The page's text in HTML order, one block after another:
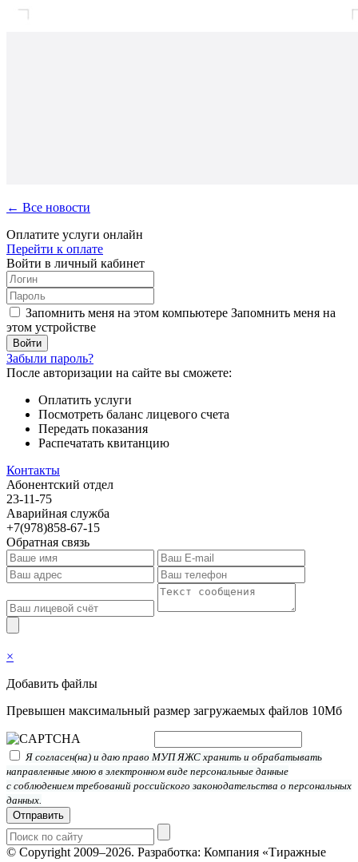
← Все новости
Оплатите услуги онлайн
Перейти к оплате
Войти в личный кабинет
Запомнить меня на этом компьютере Запомнить меня на
этом устройстве
Забыли пароль?
После авторизации на сайте вы сможете:
Оплатить услуги
Посмотреть баланс лицевого счета
Передать показания
Распечатать квитанцию
Контакты
Абонентский отдел
23-11-75
Аварийная служба
+7(978)858-67-15
Обратная связь
×
Добавить файлы
Превышен максимальный размер загружаемых файлов 10Мб
Я согласен(на) и даю право МУП ЯЖС хранить и обрабатывать
направленные мною в электронном виде персональные данные
с соблюдением требований российского законодательства о персональных
данных.
Отправить
© Copyright 2009–2026. Разработка: Компания «Тиражные